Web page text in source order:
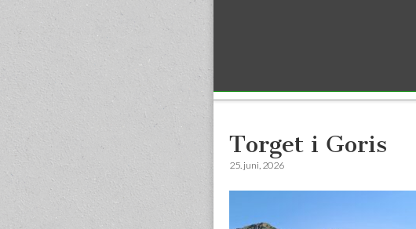
Torget i Goris
25. juni, 2026